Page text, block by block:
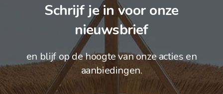
Schrijf je in voor onze
nieuwsbrief
en blijf op de hoogte van onze acties en
aanbiedingen.